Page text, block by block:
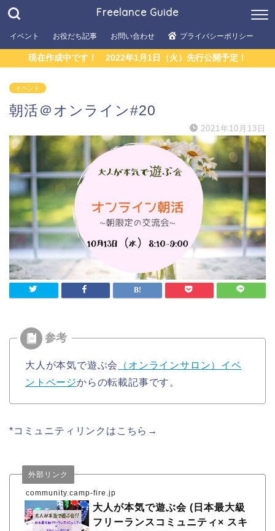
Freelance Guide
イベント お役だち記事 お問い合わせ プライバシーポリシー
現在作成中です！ 2022年1月1日（火）先行公開予定！
イベント
朝活＠オンライン#20
2021年10月13日
大人が本気で遊ぶ会
（オンラインサロン）イベ
ントページからの転載記事です。
*コミュニティリンクはこちら→
community.camp-fire.jp
外部リンク
大人が本気で遊ぶ会 (日本最大級
フリーランスコミュニティ× スキ